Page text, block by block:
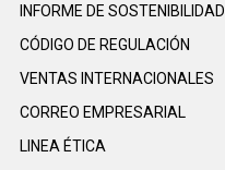
INFORME DE SOSTENIBILIDAD
CÓDIGO DE REGULACIÓN
VENTAS INTERNACIONALES
CORREO EMPRESARIAL
LINEA ÉTICA